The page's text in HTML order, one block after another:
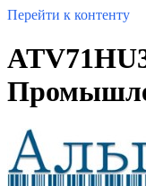
Перейти к контенту